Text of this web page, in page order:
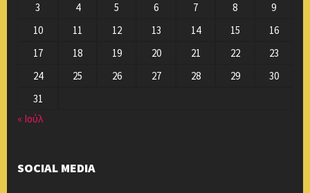
3
4 5 6 7 8
9
10
11 12 13 14 15
16
17
18 19 20 21 22
23
24
25 26 27 28 29
30
31
« Ιούλ
SOCIAL MEDIA